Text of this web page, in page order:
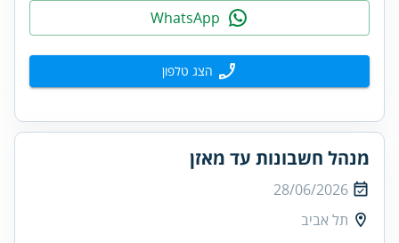
הצג טלפון
מנהל חשבונות עד מאזן
28/06/2026
תל אביב